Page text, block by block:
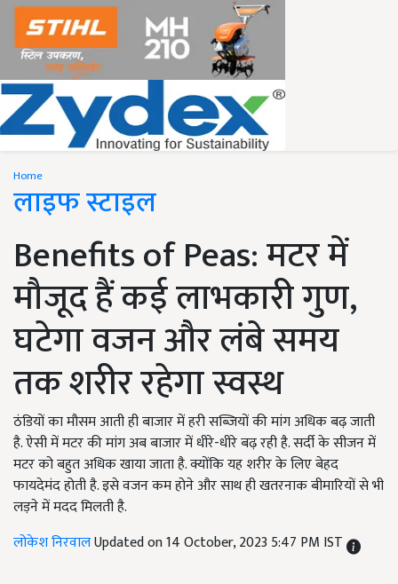
Home
लाइफ स्टाइल
Benefits of Peas: मटर में
मौजूद हैं कई लाभकारी गुण,
घटेगा वजन और लंबे समय
तक शरीर रहेगा स्वस्थ
ठंडियों का मौसम आती ही बाजार में हरी सब्जियों की मांग अधिक बढ़ जाती
है. ऐसी में मटर की मांग अब बाजार में धीरे-धीरे बढ़ रही है. सर्दी के सीजन में
मटर को बहुत अधिक खाया जाता है. क्योंकि यह शरीर के लिए बेहद
फायदेमंद होती है. इसे वजन कम होने और साथ ही खतरनाक बीमारियों से भी
लड़ने में मदद मिलती है.
लोकेश निरवालUpdated on 14 October, 2023 5:47 PM IST